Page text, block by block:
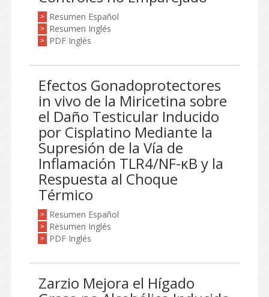
> Resumen Español
> Resumen Inglés
> PDF Inglés
Efectos Gonadoprotectores
in vivo de la Miricetina sobre
el Daño Testicular Inducido
por Cisplatino Mediante la
Supresión de la Vía de
Inflamación TLR4/NF-κB y la
Respuesta al Choque
Térmico
> Resumen Español
> Resumen Inglés
> PDF Inglés
Zarzio Mejora el Hígado